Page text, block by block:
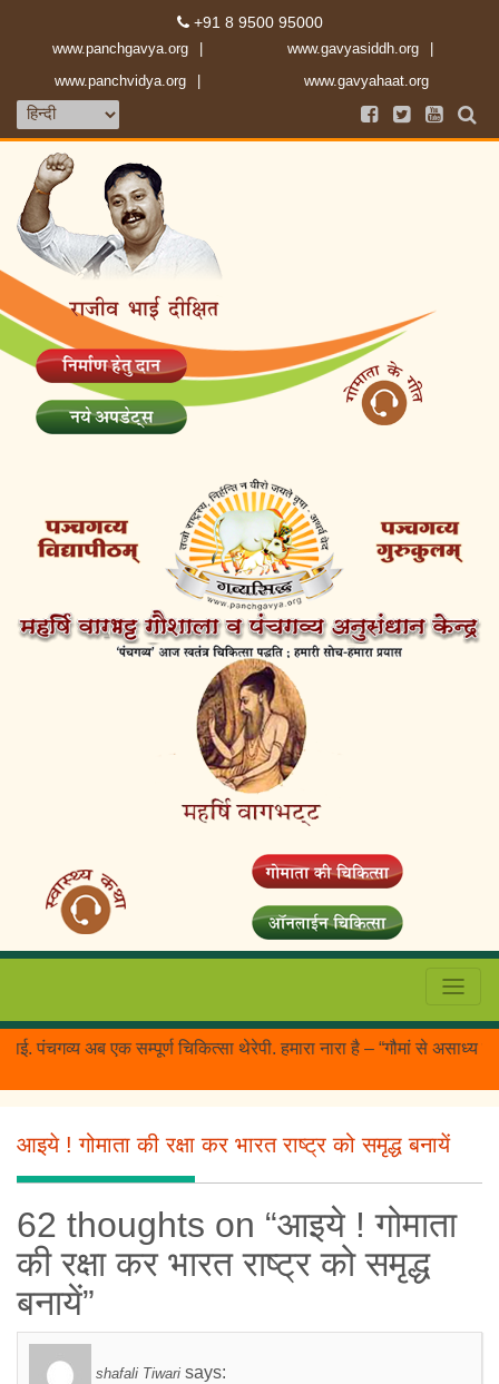
+91 8 9500 95000
www.panchgavya.org
www.gavyasiddh.org
www.panchvidya.org
www.gavyahaat.org
अब एक सम्पूर्ण चिकित्सा थेरेपी. हमारा नारा है – “गौमां से
आइये ! गोमाता की रक्षा कर भारत राष्ट्र को समृद्ध बनायें
62 thoughts on “आइये ! गोमाता
की रक्षा कर भारत राष्ट्र को समृद्ध
बनायें”
shafali Tiwari says: